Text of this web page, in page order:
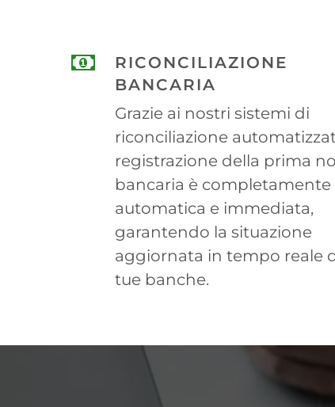
RICONCILIAZIONE
BANCARIA
Grazie ai nostri sistemi di
riconciliazione
registrazione della prima
bancaria è completamente
automatica e immediata,
garantendo la situazione
aggiornata in tempo reale
tue banche.